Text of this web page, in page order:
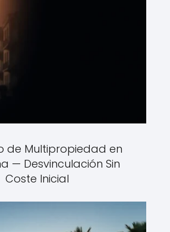
de Multipropiedad en
— Desvinculación Sin
Coste Inicial